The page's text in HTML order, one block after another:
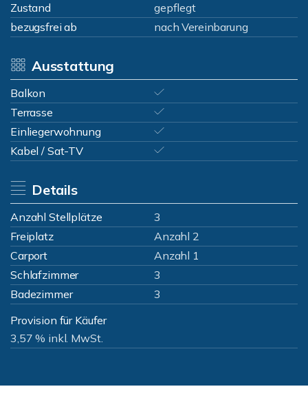
Zustand
gepflegt
bezugsfrei ab
nach Vereinbarung
Ausstattung
Balkon
Terrasse
Einliegerwohnung
Kabel / Sat-TV
Details
Anzahl Stellplätze
3
Freiplatz
Anzahl 2
Carport
Anzahl 1
Schlafzimmer
3
Badezimmer
3
Provision für Käufer
3,57 % inkl. MwSt.